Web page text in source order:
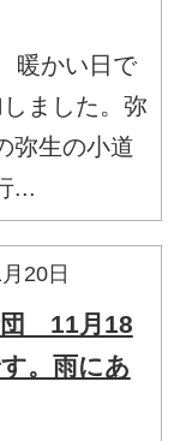
暖かい日で
ました。弥
弥生の小道
...
20日
団 11月18
。雨にあ